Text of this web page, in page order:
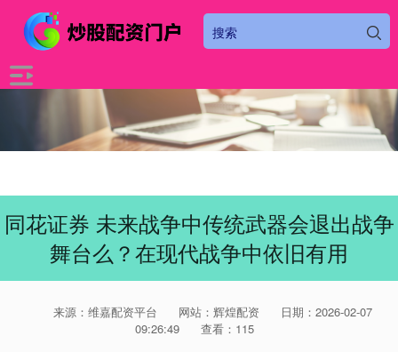
同花证券 未来战争中传统武器会退出战争
舞台么？在现代战争中依旧有用
来源：维嘉配资平台 网站：辉煌配资
日期：2026-02-07
09:26:49
查看：115